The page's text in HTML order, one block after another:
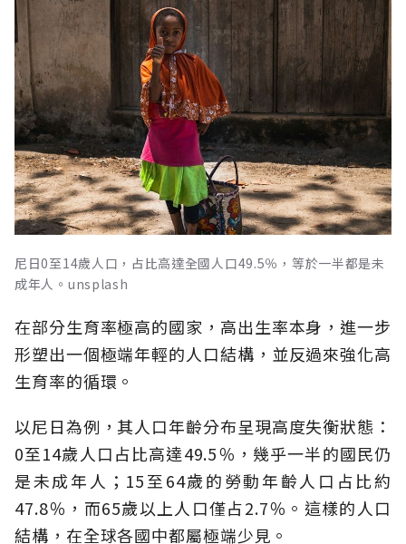
尼日0至14歲人口，占比高達全國人口49.5％，等於一半都是未
成年人。unsplash
在部分生育率極高的國家，高出生率本身，進一步
形塑出一個極端年輕的人口結構，並反過來強化高
生育率的循環。
以尼日為例，其人口年齡分布呈現高度失衡狀態：
0至14歲人口占比高達49.5％，幾乎一半的國民仍
是未成年人；15至64歲的勞動年齡人口占比約
47.8％，而65歲以上人口僅占2.7％。這樣的人口
結構，在全球各國中都屬極端少見。